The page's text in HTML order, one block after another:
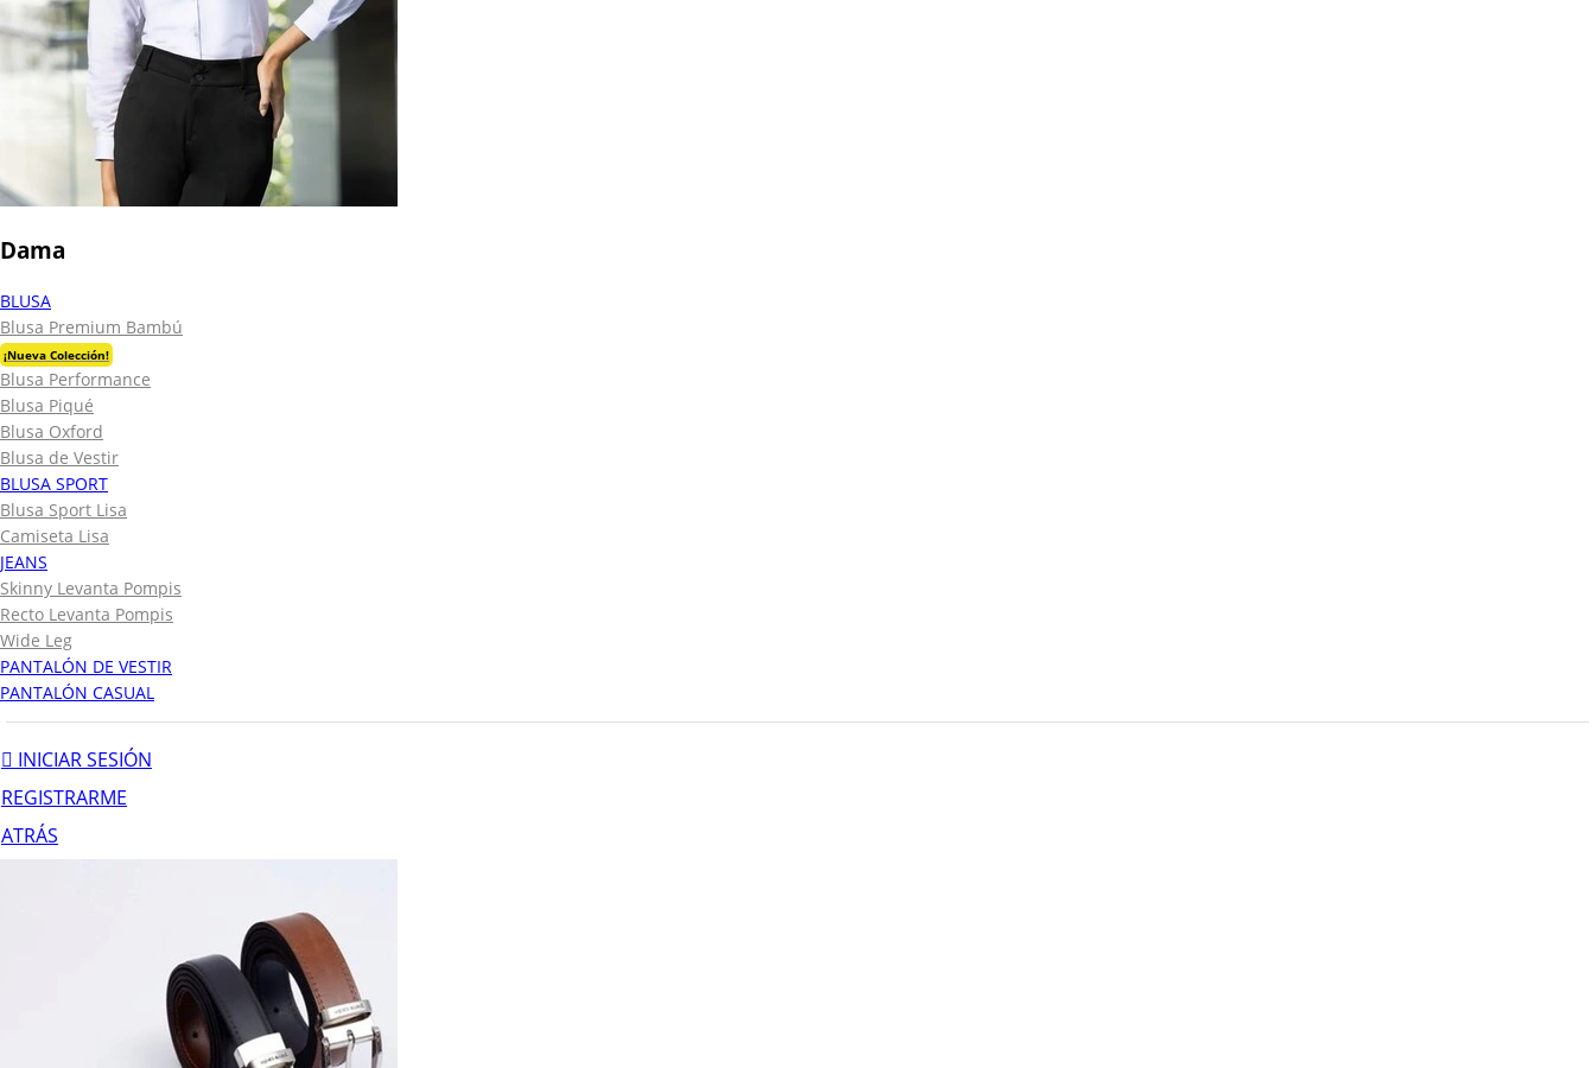
Dama
BLUSA
Blusa Premium Bambú
¡Nueva Colección!
Blusa Performance
Blusa Piqué
Blusa Oxford
Blusa de Vestir
BLUSA SPORT
Blusa Sport Lisa
Camiseta Lisa
JEANS
Skinny Levanta Pompis
Recto Levanta Pompis
Wide Leg
PANTALÓN DE VESTIR
PANTALÓN CASUAL
INICIAR SESIÓN
REGISTRARME
ATRÁS